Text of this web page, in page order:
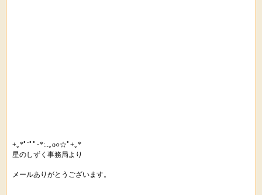
+｡*ﾟ¨ﾟﾟ･*:..｡o○☆ﾟ+｡*
星のしずく事務局より
メールありがとうございます。